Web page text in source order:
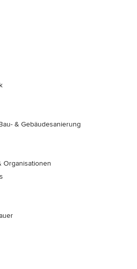
& Gebäudesanierung
Organisationen